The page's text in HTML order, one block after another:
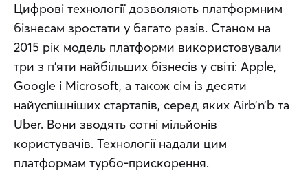
Цифрові технології дозволяють платформним
бізнесам зростати у багато разів. Станом на
2015 рік модель платформи використовували
три з п’яти найбільших бізнесів у світі: Apple,
Google і Microsoft, а також сім із десяти
найуспішніших стартапів, серед яких Airb’n’b та
Uber. Вони зводять сотні мільйонів
користувачів. Технології надали цим
платформам турбо-прискорення.